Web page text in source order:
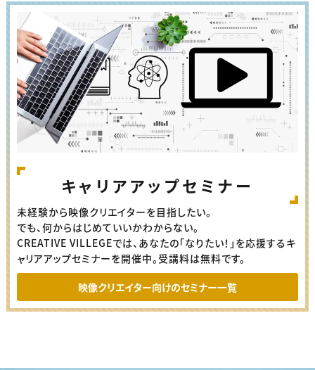
キャリアアップセミナー
未経験から映像クリエイターを目指したい。
でも、何からはじめていいかわからない。
CREATIVE VILLEGEでは、あなたの「なりたい！」を応援するキ
ャリアアップセミナーを開催中。受講料は無料です。
映像クリエイター向けのセミナー一覧